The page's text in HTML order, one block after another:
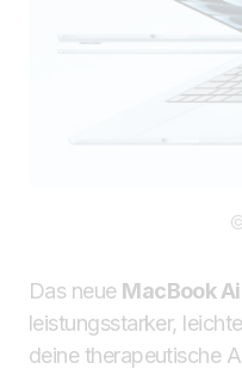
Das neue MacBook
leistungsstarker,
deine therapeutische